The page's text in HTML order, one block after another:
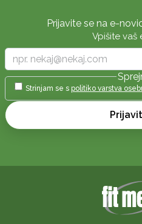
Prijavite se na e-
Vpišite vaš
Strinjam se s politiko varstva